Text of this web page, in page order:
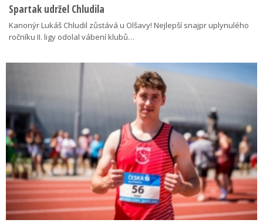
Spartak udržel Chludila
Kanonýr Lukáš Chludil zůstává u Olšavy! Nejlepší snajpr uplynulého
ročníku II. ligy odolal vábení klubů…